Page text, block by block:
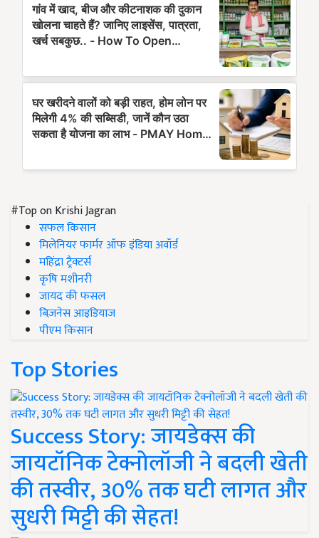
#Top on Krishi Jagran
सफल किसान
मिलेनियर फार्मर ऑफ इंडिया अवॉर्ड
महिंद्रा ट्रैक्टर्स
कृषि मशीनरी
जायद की फसल
बिज़नेस आइडियाज
पीएम किसान
Top Stories
Success Story: जायडेक्स की
जायटॉनिक टेक्नोलॉजी ने बदली खेती
की तस्वीर, 30% तक घटी लागत और
सुधरी मिट्टी की सेहत!